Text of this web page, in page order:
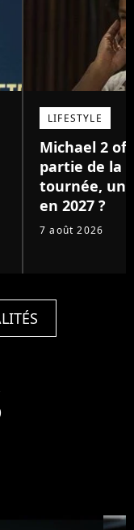
LIFESTYLE
Michael 2
partie de la
tournée,
en 2027 ?
7 août 2026